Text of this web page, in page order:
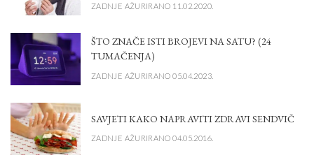
ZADNJE AŽURIRANO 11.02.2020.
ŠTO ZNAČE ISTI BROJEVI NA SATU? (24
TUMAČENJA)
ZADNJE AŽURIRANO 05.04.2023.
SAVJETI KAKO NAPRAVITI ZDRAVI SENDVIČ
ZADNJE AŽURIRANO 04.05.2016.